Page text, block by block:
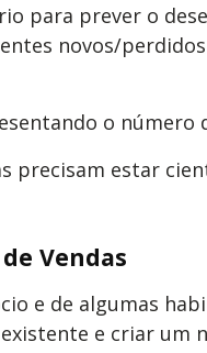
para prever o
novos/
o
precisam estar
Vendas
e de algumas
e criar um